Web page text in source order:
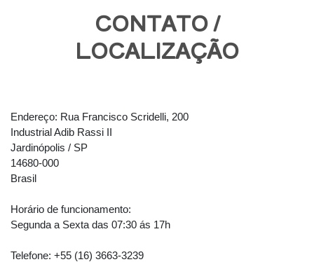
CONTATO /
LOCALIZAÇÃO
Endereço: Rua Francisco Scridelli, 200
Industrial Adib Rassi II
Jardinópolis / SP
14680-000
Brasil
Horário de funcionamento:
Segunda a Sexta das 07:30 ás 17h
Telefone: +55 (16) 3663-3239